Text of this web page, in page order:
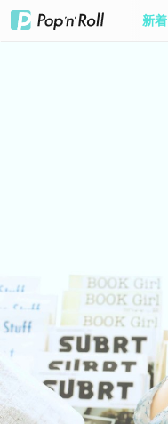
新着